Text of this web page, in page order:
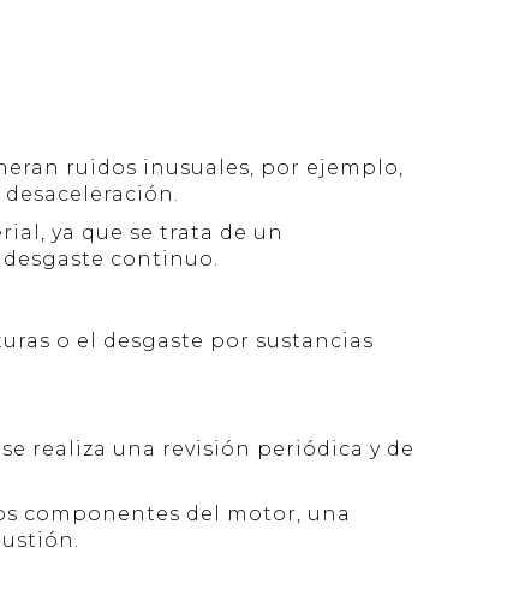
ruidos inusuales, por ejemplo,
ya que se trata de un
continuo.
o el desgaste por sustancias
realiza una revisión periódica y de
componentes del motor, una